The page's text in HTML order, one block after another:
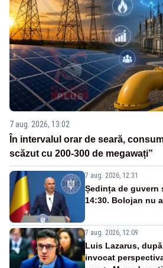
7 aug. 2026, 13:02
În intervalul orar de seară,
scăzut cu 200-300 de megawați”
7 aug. 2026, 12:31
Ședința de guvern
14:30. Bolojan nu
7 aug. 2026, 12:09
Luis Lazarus,
invocat